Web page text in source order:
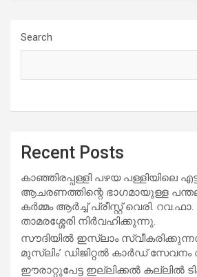
Search
Recent Posts
കാഞ്ഞിരപ്പള്ളി പഴയ പള്ളിയിലെ
ആചരണത്തിന്റെ ഭാഗമായുള്ള
കർമ്മം ആർച്ച് പ്രീസ്റ്റ് വെരി.
താമരശ്ശേരി നിർവഹിക്കുന്നു.
സൗദിയില്‍ ഇസ്‌ലാം
മുസ്ലിം’ ഡിജിറ്റല്‍ കാര്‍ഡ് സേവനം
ഈരാറ്റുപേട്ട ഇല്ലിക്കൽ കല്ലിൽ